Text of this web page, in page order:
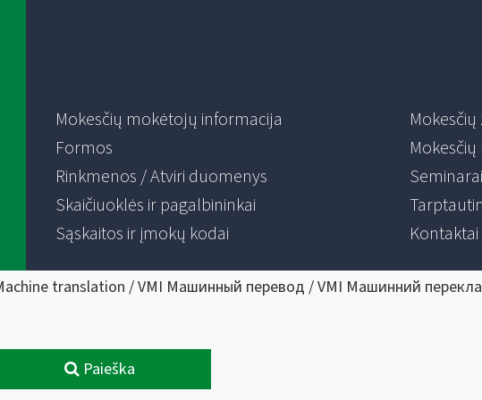
Mokesčių mokėtojų informacija
Formos
Rinkmenos / Atviri duomenys
Skaičiuoklės ir pagalbininkai
Sąskaitos ir įmokų kodai
Seminarai
translation / VMI Машинный перевод / VMI Машинний
Paieška